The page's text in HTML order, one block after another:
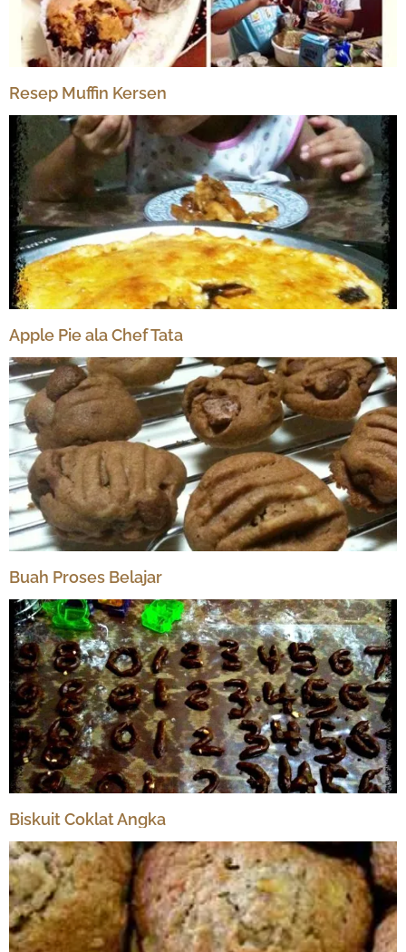
Resep Muffin Kersen
Apple Pie ala Chef Tata
Buah Proses Belajar
Biskuit Coklat Angka